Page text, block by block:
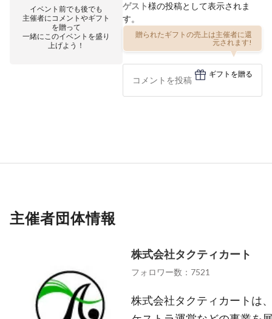
イベント前でも後でも
主催者にコメントやギフト
を贈って
一緒にこのイベントを盛り
上げよう！
ゲスト様の投稿として表示されま
す。
贈られたギフトの売上は主催者に還
元されます!
ギフトを贈る
主催者団体情報
株式会社タクティカート
フォロワー数：7521
株式会社タクティカートは